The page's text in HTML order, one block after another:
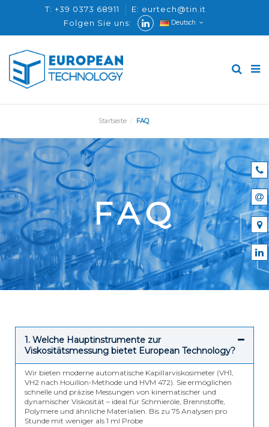
T: +39 0373 68911
E: eurtech@tin.it
Folgen Sie uns:
Deutsch
Startseite FAQ
FAQ
1. Welche Hauptinstrumente zur
Viskositätsmessung bietet European Technology?
Wir bieten moderne automatische Kapillarviskosimeter (VH1,
VH2 nach Houillon-Methode und HVM 472). Sie ermöglichen
schnelle und präzise Messungen von kinematischer und
dynamischer Viskosität – ideal für Schmieröle, Brennstoffe,
Polymere und ähnliche Materialien. Bis zu 75 Analysen pro
Stunde mit weniger als 1 ml Probe